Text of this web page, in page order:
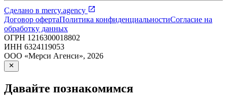
Сделано в mercy.agency
Договор офертаПолитика конфиденциальностиСогласие на
обработку данных
ОГРН 1216300018802
ИНН 6324119053
ООО «Мерси Агенси», 2026
Давайте познакомимся